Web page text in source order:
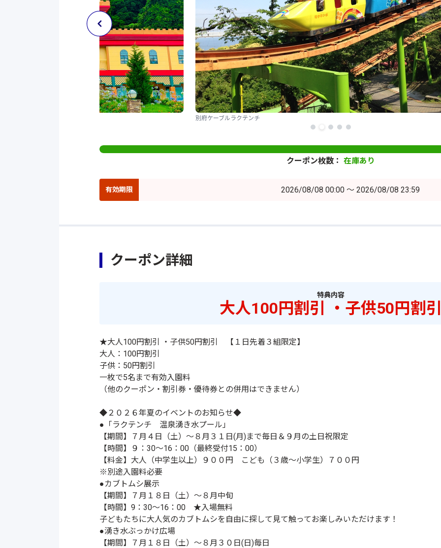
クーポン枚数： 在庫あり
2026/08/08 00:00 ～ 2026/08/08 23:59
クーポン詳細
特典内容
大人100円割引 ・子供50円割
★大人100円割引 ・子供50円割引 【１日先着３組限定】
大人：100円割引
子供：50円割引
一枚で5名まで有効入園料
（他のクーポン・割引券・優待券との併用はできません）
◆ ２０２６年夏のイベントのお知らせ◆
●「ラクテンチ 温泉湧き水プール」
【期間】７月４日（土）～８月３１日(月)まで毎日＆ ９月の土日祝限定
【時間】９：30～16：00（最終受付15：00）
【料金】大人（中学生以上）９００円 こども（３歳～小学生）７００円
※別途入園料必要
●カブトムシ展示
【期間】７月１８日（土）～８月中旬
【時間】9：30～16：00 ★入場無料
子どもたちに大人気のカブトムシを自由に探して見て触ってお楽しみいただけます！
●湧き水ぶっかけ広場
【期間】７月１８日（土）～８月３０日(日)毎日